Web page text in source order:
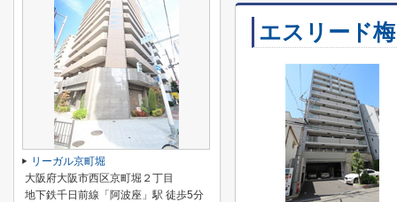
エスリード
リーガル京町堀
大阪府大阪市西区京町堀２丁目
地下鉄千日前線「阿波座」駅 徒歩5分